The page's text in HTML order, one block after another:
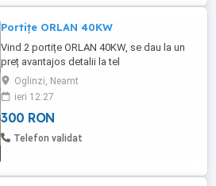
Portițe ORLAN 40KW
Vind 2 portițe ORLAN 40KW, se dau la un
preț avantajos detalii la tel
Oglinzi, Neamt
ieri 12:27
300 RON
Telefon validat